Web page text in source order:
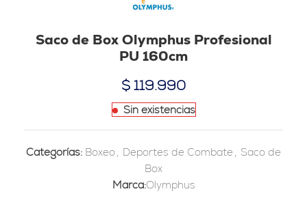
Saco de Box Olymphus Profesional
PU 160cm
$ 119.990
Sin existencias
Categorías: Boxeo, Deportes de Combate , Saco de
Box
Marca:Olymphus